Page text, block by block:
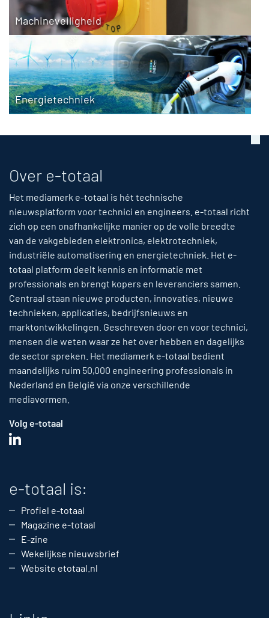
Machineveiligheid
Energietechniek
Over e-totaal
Het mediamerk e-totaal is hét technische
nieuwsplatform voor technici en engineers. e-totaal richt
zich op een onafhankelijke manier op de volle breedte
van de vakgebieden elektronica, elektrotechniek,
industriële automatisering en energietechniek. Het e-
totaal platform deelt kennis en informatie met
professionals en brengt kopers en leveranciers samen.
Centraal staan nieuwe producten, innovaties, nieuwe
technieken, applicaties, bedrijfsnieuws en
marktontwikkelingen. Geschreven door en voor technici,
mensen die weten waar ze het over hebben en dagelijks
de sector spreken. Het mediamerk e-totaal bedient
maandelijks ruim 50,000 engineering professionals in
Nederland en België via onze verschillende
mediavormen.
Volg e-totaal
e-totaal is:
Profiel e-totaal
Magazine e-totaal
E-zine
Wekelijkse nieuwsbrief
Website etotaal.nl